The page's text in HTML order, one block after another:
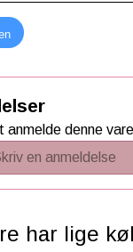
anmelde denne vare
en anmeldelse
har lige